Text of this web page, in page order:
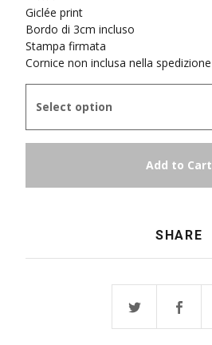
Giclée print
Bordo di 3cm incluso
Stampa firmata
Cornice non inclusa nella spedizione
Add to Cart
SHARE